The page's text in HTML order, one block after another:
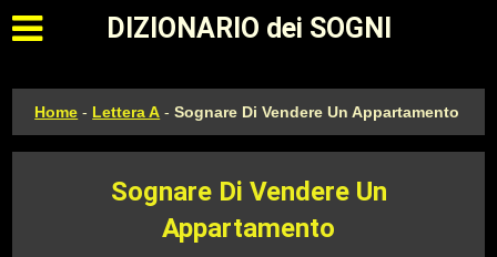
Apri il menu principale
DIZIONARIO dei SOGNI
Home - Lettera A -Sognare Di Vendere Un Appartamento
Sognare Di Vendere Un
Appartamento